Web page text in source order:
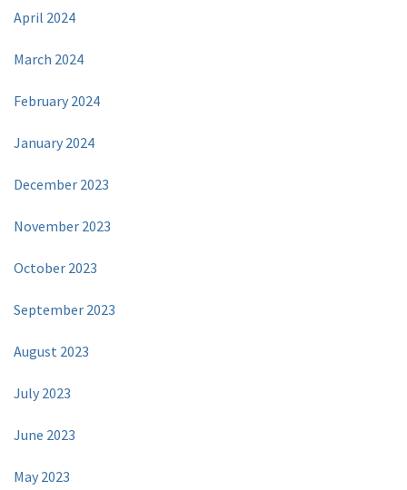
April 2024
March 2024
February 2024
January 2024
December 2023
November 2023
October 2023
September 2023
August 2023
July 2023
June 2023
May 2023